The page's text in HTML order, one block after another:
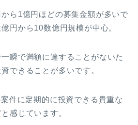
ら1億円ほどの募集金額が多いで
円から10数億円規模が中心。
瞬で満額に達することがないた
できることが多いです。
件に定期的に投資できる貴重な
感じています。